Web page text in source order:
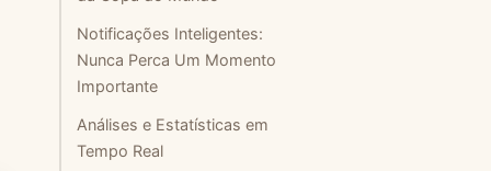
Notificações Inteligentes:
Nunca Perca Um Momento
Importante
Análises e Estatísticas em
Tempo Real